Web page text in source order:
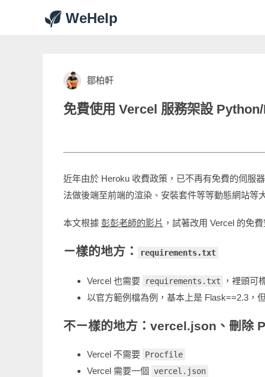
WeHelp
鄒柏軒
免費使用 Vercel 服務架設
近年由於 Heroku 收費政策，已不再有免費的伺服
法做後端至前端的渲染、安裝套件等等動態網站等
本文根據 彭彭老師的影片 ，試著改用 Vercel 的免
ㄧ樣的地方： requirements.txt
Vercel 也需要 requirements.txt
，裡頭可
以官方範例檔為例，基本上是 Flask==2.3，
不ㄧ樣的地方：vercel.json、刪除
Vercel 不需要 Procfile
Vercel 需要一個 vercel.json